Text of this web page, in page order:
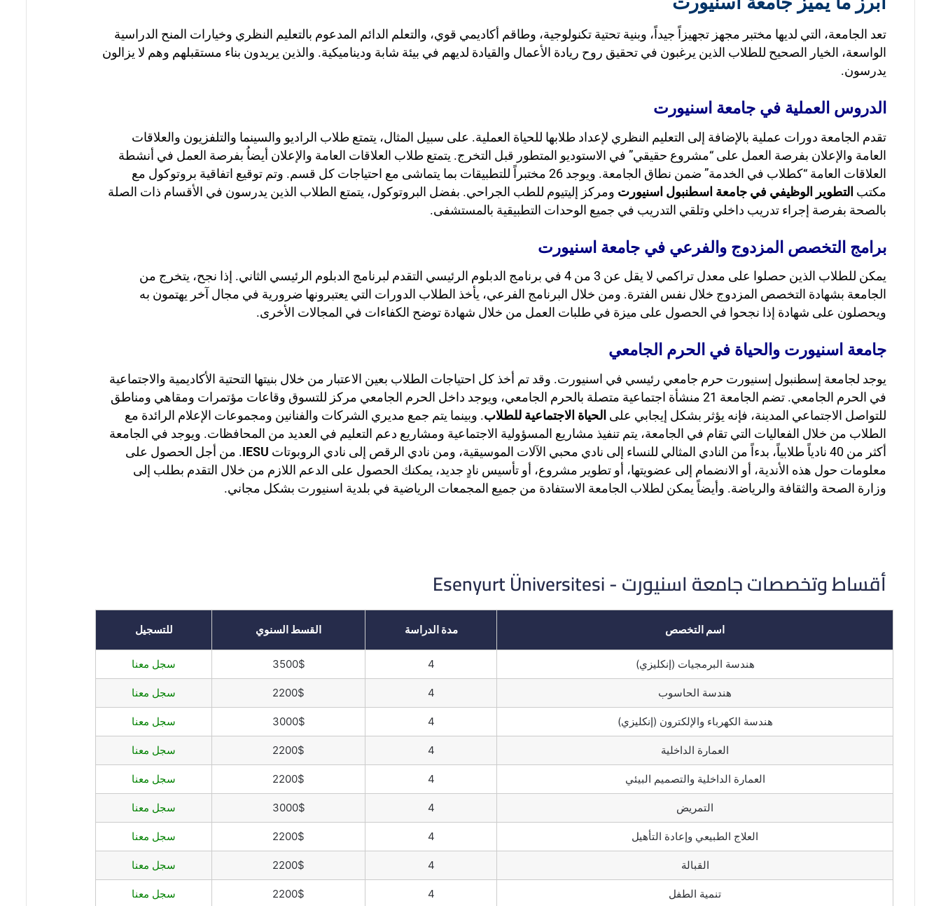
تعد الجامعة، التي لديها مختبر مجهز تجهيزاً جيداً، وبنية تحتية تكنولوجية، وطاقم أكاديمي قوي، والتعلم الدائم المدعوم بالتعليم النظري وخيارات المنح الدراسية
الواسعة، الخيار الصحيح للطلاب الذين يرغبون في تحقيق روح ريادة الأعمال والقيادة لديهم في بيئة شابة وديناميكية. والذين يريدون بناء مستقبلهم وهم لا يزالون
يدرسون.
الدروس العملية في جامعة اسنيورت
تقدم الجامعة دورات عملية بالإضافة إلى التعليم النظري لإعداد طلابها للحياة العملية. على سبيل المثال، يتمتع طلاب الراديو والسينما والتلفزيون والعلاقات
العامة والإعلان بفرصة العمل على “مشروع حقيقي” في الاستوديو المتطور قبل التخرج. يتمتع طلاب العلاقات العامة والإعلان أيضاُ بفرصة العمل في أنشطة
العلاقات العامة “كطلاب في الخدمة” ضمن نطاق الجامعة. ويوجد 26 مختبراً للتطبيقات بما يتماشى مع احتياجات كل قسم. وتم توقيع اتفاقية بروتوكول مع
مكتب التطوير الوظيفي في جامعة اسطنبول اسنيورت ومركز إليتيوم للطب الجراحي. بفضل البروتوكول، يتمتع الطلاب الذين يدرسون في الأقسام ذات الصلة
بالصحة بفرصة إجراء تدريب داخلي وتلقي التدريب في جميع الوحدات التطبيقية بالمستشفى.
برامج التخصص المزدوج والفرعي في جامعة اسنيورت
يمكن للطلاب الذين حصلوا على معدل تراكمي لا يقل عن 3 من 4 في برنامج الدبلوم الرئيسي التقدم لبرنامج الدبلوم الرئيسي الثاني. إذا نجح، يتخرج من
الجامعة بشهادة التخصص المزدوج خلال نفس الفترة. ومن خلال البرنامج الفرعي، يأخذ الطلاب الدورات التي يعتبرونها ضرورية في مجال آخر يهتمون به
ويحصلون على شهادة إذا نجحوا في الحصول على ميزة في طلبات العمل من خلال شهادة توضح الكفاءات في المجالات الأخرى.
جامعة اسنيورت والحياة في الحرم الجامعي
يوجد لجامعة إسطنبول إسنيورت حرم جامعي رئيسي في اسنيورت. وقد تم أخذ كل احتياجات الطلاب بعين الاعتبار من خلال بنيتها التحتية الأكاديمية والاجتماعية
في الحرم الجامعي. تضم الجامعة 21 منشأة اجتماعية متصلة بالحرم الجامعي، ويوجد داخل الحرم الجامعي مركز للتسوق وقاعات مؤتمرات ومقاهي ومناطق
للتواصل الاجتماعي المدينة، فإنه يؤثر بشكل إيجابي على الحياة الاجتماعية للطلاب. وبينما يتم جمع مديري الشركات والفنانين ومجموعات الإعلام الرائدة مع
الطلاب من خلال الفعاليات التي تقام في الجامعة، يتم تنفيذ مشاريع المسؤولية الاجتماعية ومشاريع دعم التعليم في العديد من المحافظات. ويوجد في الجامعة
أكثر من 40 نادياً طلابياً، بدءاً من النادي المثالي للنساء إلى نادي محبي الآلات الموسيقية، ومن نادي الرقص إلى نادي الروبوتات
IESU. من أجل الحصول على
معلومات حول هذه الأندية، أو الانضمام إلى عضويتها، أو تطوير مشروع، أو تأسيس نادٍ جديد، يمكنك الحصول على الدعم اللازم من خلال التقدم بطلب إلى
وزارة الصحة والثقافة والرياضة. وأيضاً يمكن لطلاب الجامعة الاستفادة من جميع المجمعات الرياضية في بلدية اسنيورت بشكل مجاني.
أقساط وتخصصات جامعة اسنيورت - Esenyurt Üniversitesi
اسم التخصص مدة الدراسة القسط السنوي للتسجيل
هندسة البرمجيات (إنكليزي) 4
3500$ سجل معنا
هندسة الحاسوب 4
2200$ سجل معنا
هندسة الكهرباء والإلكترون (إنكليزي) 4
3000$ سجل معنا
العمارة الداخلية 4
2200$ سجل معنا
العمارة الداخلية والتصميم البيئي 4
2200$ سجل معنا
التمريض 4
3000$ سجل معنا
العلاج الطبيعي وإعادة التأهيل 4
2200$ سجل معنا
القبالة 4
2200$ سجل معنا
تنمية الطفل 4
2200$ سجل معنا